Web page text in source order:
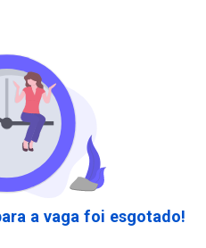
a vaga foi esgotado!